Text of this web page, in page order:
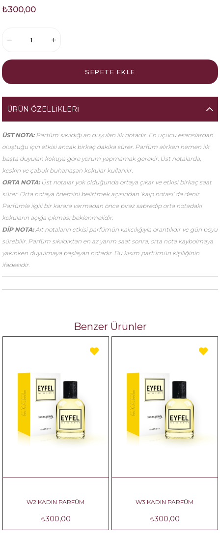
₺300,00
ÜRÜN ÖZELLIKLERI
ÜST NOTA:Parfüm sıkıldığı an duyulan ilk notadır. En uçucu esanslardan
oluştuğu için etkisi ancak birkaç dakika sürer. Parfüm alırken hemen ilk
başta duyulan kokuya göre yorum yapmamak gerekir. Üst notalarda,
keskin ve çabuk buharlaşan kokular kullanılır.
ORTA NOTA: Üst notalar yok olduğunda ortaya çıkar ve etkisi birkaç saat
sürer. Orta notaya önemini belirtmek açısından ‘kalp notası’ da denir.
Parfümle ilgili bir karara varmadan önce biraz sabredip orta notadaki
kokuların açığa çıkması beklenmelidir.
DİP NOTA:Alt notaların etkisi parfümün kalıcılığıyla orantılıdır ve gün boyu
sürebilir. Parfüm sıkıldıktan en az yarım saat sonra, orta nota kaybolmaya
yakınken duyulmaya başlayan notadır. Bu kısım parfümün kişiliğinin
ifadesidir.
Benzer Ürünler
W2 KADIN PARFÜM
₺300,00
W3 KADIN PARFÜM
₺300,00